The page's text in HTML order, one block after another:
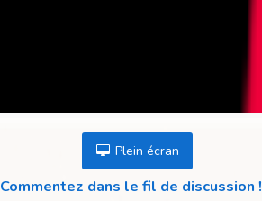
Plein écran
Commentez dans le fil de discussion !